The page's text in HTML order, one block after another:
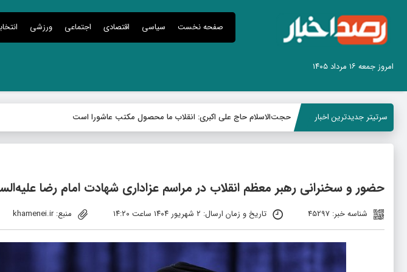
صفحه نخست سیاسی اقتصادی اجتماعی ورزشی
امروز جمعه ۱۶ مرداد ۱۴۰۵
سرتیتر جدیدترین اخبار حجت‌الاسلام حاج علی اکبری: انقلاب ما محصول مکتب عاشورا است
حضور و سخنرانی رهبر معظم انقلاب در مراسم عزاداری شهادت امام رضا
شناسه خبر: 45297 تاریخ و زمان ارسال: ۲ شهریور ۱۴۰۴ ساعت ۱۴:۲۰ منبع: khamenei.ir